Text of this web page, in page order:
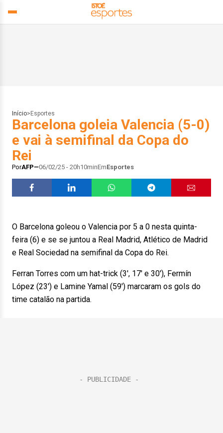
Início> Esportes
Barcelona goleia Valencia (5-0)
e vai à semifinal da Copa do
Rei
PorAFP 06/02/25 - 20h10minEmEsportes
O Barcelona goleou o Valencia por 5 a 0 nesta quinta-
feira (6) e se se juntou a Real Madrid, Atlético de Madrid
e Real Sociedad na semifinal da Copa do Rei.
Ferran Torres com um hat-trick (3′, 17′ e 30′), Fermín
López (23′) e Lamine Yamal (59′) marcaram os gols do
time catalão na partida.